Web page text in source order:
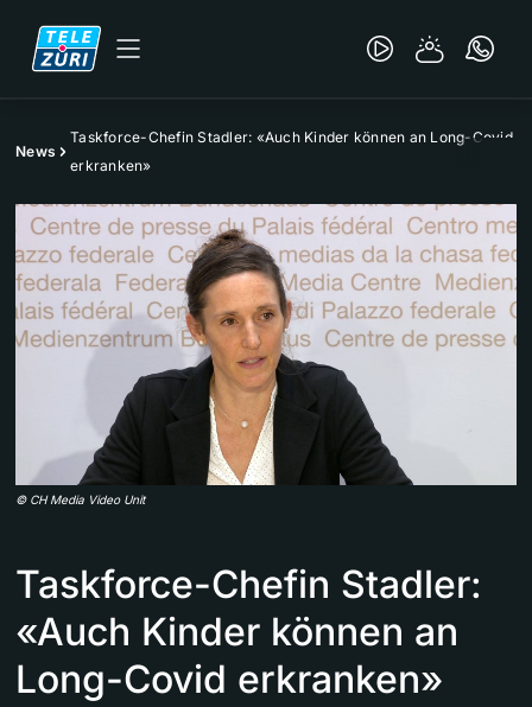
News
Taskforce-Chefin Stadler: «Auch Kinder können an Long-Covid
erkranken»
© CH Media Video Unit
Taskforce-Chefin Stadler:
«Auch Kinder können an
Long-Covid erkranken»